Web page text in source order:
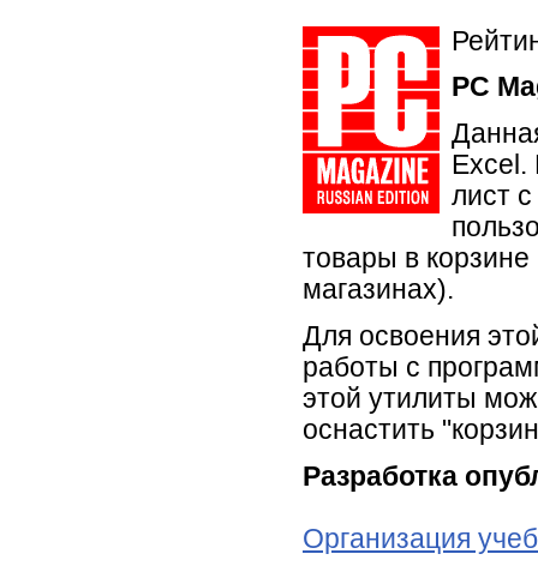
PC
Excel.
лист
товары в корзине
магазинах).
Для освоения
работы с
этой утилиты
оснастить
Разработка
Организация